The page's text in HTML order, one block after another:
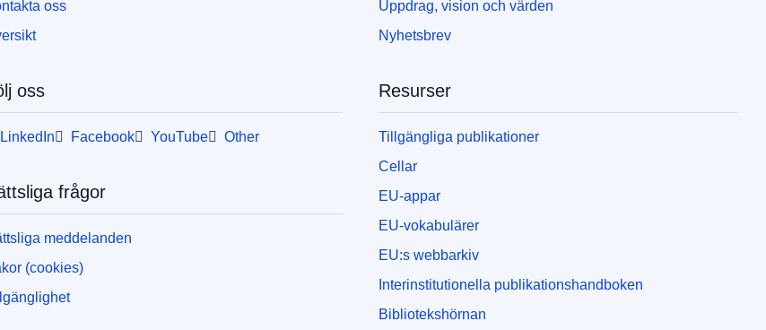
oss
oss
LinkedIn Facebook YouTube Other
frågor
meddelanden
(cookies)
Uppdrag, vision och värden
Nyhetsbrev
Resurser
Tillgängliga publikationer
Cellar
EU-appar
EU-vokabulärer
EU:s webbarkiv
Interinstitutionella publikationshandboken
Bibliotekshörnan